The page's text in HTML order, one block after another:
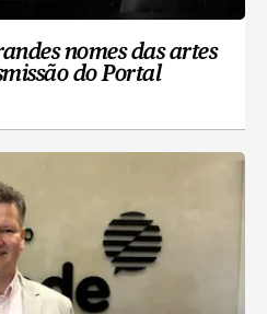
nomes das artes
do Portal